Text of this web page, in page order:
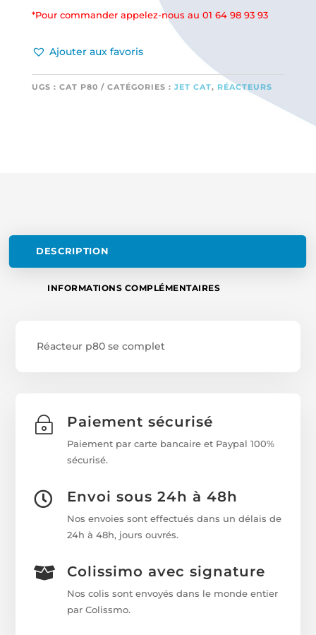
*Pour commander appelez-nous au 01 64 98 93 93
Ajouter aux favoris
UGS : CAT P80 CATÉGORIES : JET CAT, RÉACTEURS
DESCRIPTION
INFORMATIONS COMPLÉMENTAIRES
Réacteur p80 se complet
~ Paiement sécurisé
Paiement par carte bancaire et Paypal 100%
sécurisé.
 Envoi sous 24h à 48h
Nos envoies sont effectués dans un délais de
24h à 48h, jours ouvrés.
 Colissimo avec signature
Nos colis sont envoyés dans le monde entier
par Colissmo.